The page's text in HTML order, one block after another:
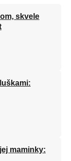
skvele
maminky: